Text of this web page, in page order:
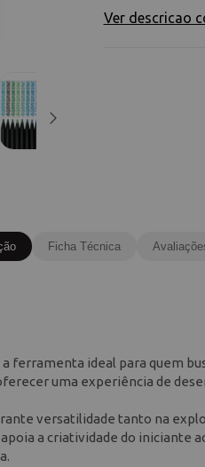
Ver descricao
Ficha Técnica
ferramenta ideal para quem
uma experiência de
versatilidade tanto na
a criatividade do iniciante